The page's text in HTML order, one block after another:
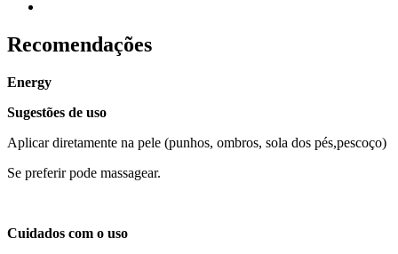
Recomendações
Energy
Sugestões de uso
Aplicar diretamente na pele (punhos, ombros, sola dos pés,pescoço)
Se preferir pode massagear.
Cuidados com o uso